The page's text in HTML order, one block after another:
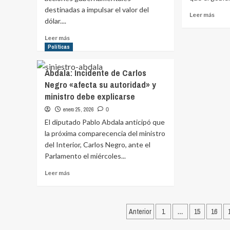
se
adecuadamente»
destinadas a impulsar el valor del
dólar....
Leer más
La
ARU
insiste
ante
ministro
Oddone
por
la
fijación
de
Leer más
Políticas
Abdala: Incidente de Carlos
Negro «afecta su autoridad» y
ministro debe explicarse
enero 25, 2026 0
El diputado Pablo Abdala anticipó que
la próxima comparecencia del ministro
del Interior, Carlos Negro, ante el
Parlamento el miércoles...
Leer más
Paginación
Anterior 1 … 15 16